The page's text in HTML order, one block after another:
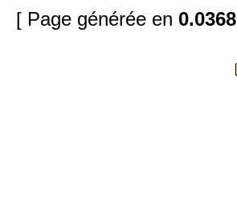
[ Page générée en 0.0368